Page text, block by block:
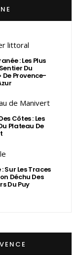
: Les Plus
Du
De Provence-
Côtes : Les
Plateau De
Sur Les Traces
Déchu Des
Du Puy